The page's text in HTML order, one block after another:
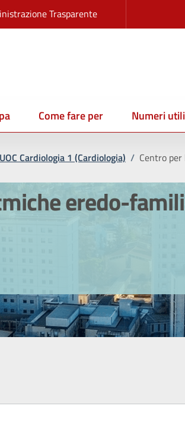
Trasparente
Come fare per Numeri utili
UOC Cardiologia 1 (Cardiologia) / Centro
eredo-